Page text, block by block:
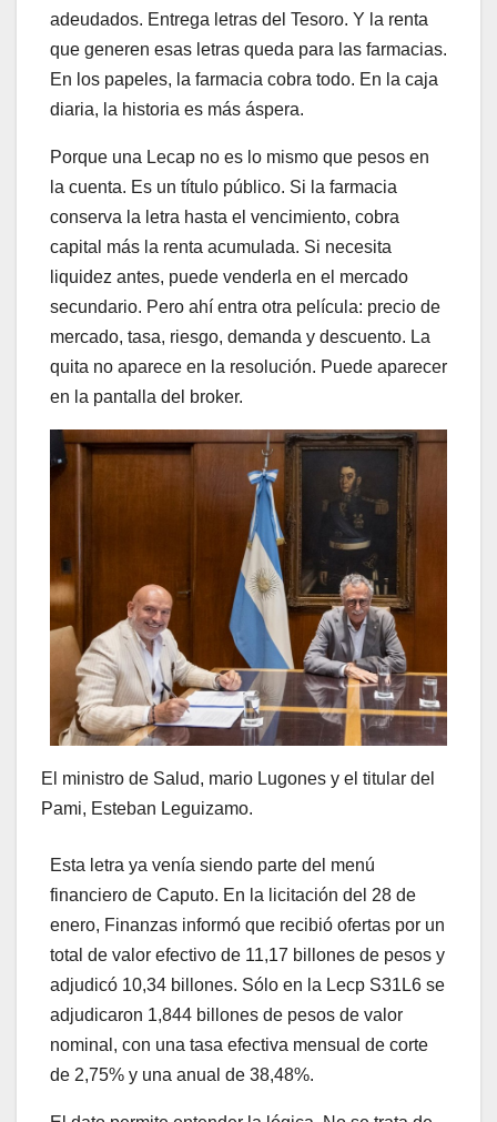
adeudados. Entrega letras del Tesoro. Y la renta
que generen esas letras queda para las farmacias.
En los papeles, la farmacia cobra todo. En la caja
diaria, la historia es más áspera.
Porque una Lecap no es lo mismo que pesos en
la cuenta. Es un título público. Si la farmacia
conserva la letra hasta el vencimiento, cobra
capital más la renta acumulada. Si necesita
liquidez antes, puede venderla en el mercado
secundario. Pero ahí entra otra película: precio de
mercado, tasa, riesgo, demanda y descuento. La
quita no aparece en la resolución. Puede aparecer
en la pantalla del broker.
El ministro de Salud, mario Lugones y el titular del
Pami, Esteban Leguizamo.
Esta letra ya venía siendo parte del menú
financiero de Caputo. En la licitación del 28 de
enero, Finanzas informó que recibió ofertas por un
total de valor efectivo de 11,17 billones de pesos y
adjudicó 10,34 billones. Sólo en la Lecp S31L6 se
adjudicaron 1,844 billones de pesos de valor
nominal, con una tasa efectiva mensual de corte
de 2,75% y una anual de 38,48%.